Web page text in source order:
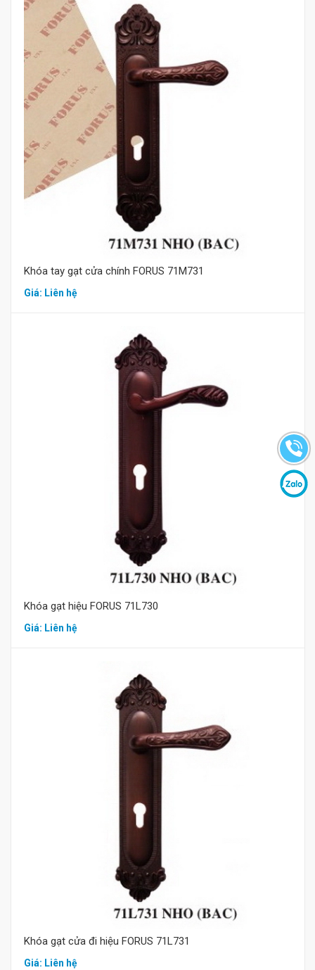
Mua hàng
Khóa tay gạt cửa chính FORUS 71M731
Giá: Liên hệ
Khóa gạt hiệu FORUS 71L730
Giá: Liên hệ
Khóa gạt cửa đi hiệu FORUS 71L731
Giá: Liên hệ